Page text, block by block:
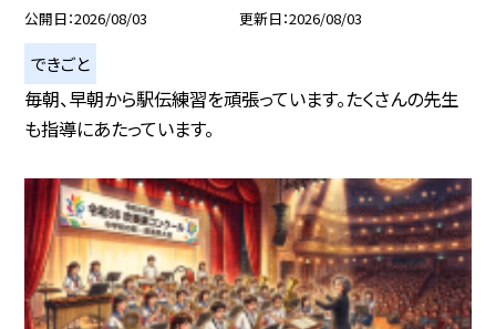
公開日 2026/08/03 更新日 2026/08/03
できごと
毎朝、早朝から駅伝練習を頑張っています。たくさんの先生
も指導にあたっています。